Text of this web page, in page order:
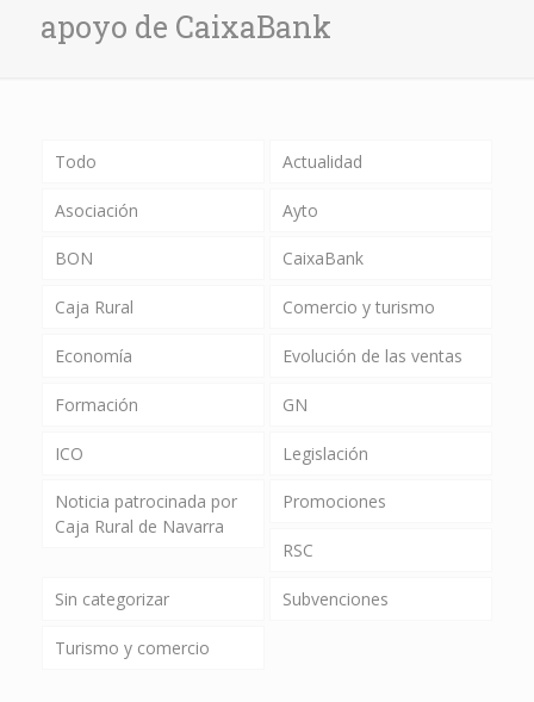
apoyo de CaixaBank
Todo Actualidad
Asociación Ayto
BON CaixaBank
Caja Rural Comercio y turismo
Economía Evolución de las ventas
Formación GN
ICO Legislación
Noticia patrocinada por
Caja Rural de Navarra
Promociones
RSC
Sin categorizar Subvenciones
Turismo y comercio